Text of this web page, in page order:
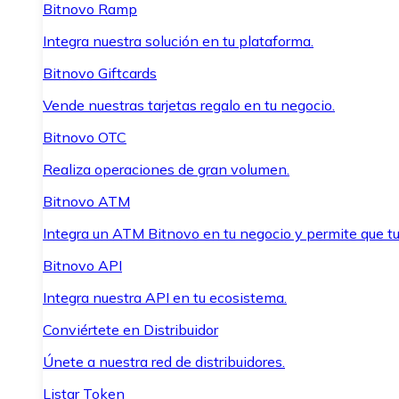
Bitnovo Ramp
Integra nuestra solución en tu plataforma.
Bitnovo Giftcards
Vende nuestras tarjetas regalo en tu negocio.
Bitnovo OTC
Realiza operaciones de gran volumen.
Bitnovo ATM
Integra un ATM Bitnovo en tu negocio y permite que
Bitnovo API
Integra nuestra API en tu ecosistema.
Conviértete en Distribuidor
Únete a nuestra red de distribuidores.
Listar Token